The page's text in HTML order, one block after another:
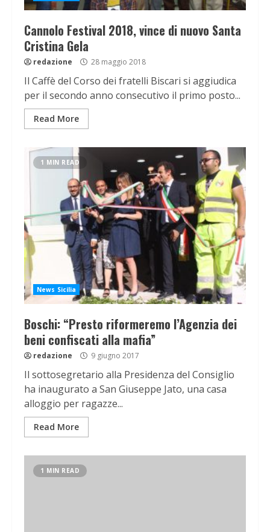
Cannolo Festival 2018, vince di nuovo Santa
Cristina Gela
redazione 28 maggio 2018
Il Caffè del Corso dei fratelli Biscari si aggiudica
per il secondo anno consecutivo il primo posto...
Read More
1 MIN READ
News Sicilia
Boschi: “Presto riformeremo l’Agenzia dei
beni confiscati alla mafia”
redazione 9 giugno 2017
Il sottosegretario alla Presidenza del Consiglio
ha inaugurato a San Giuseppe Jato, una casa
alloggio per ragazze...
Read More
1 MIN READ